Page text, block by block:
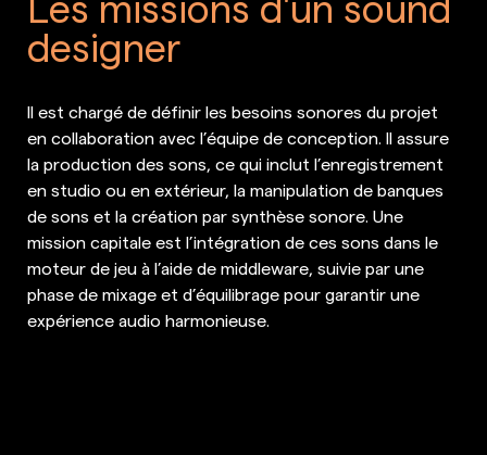
designer
Il est chargé de définir les besoins sonores du projet
en collaboration avec l’équipe de conception. Il assure
la production des sons, ce qui inclut l’enregistrement
en studio ou en extérieur, la manipulation de banques
de sons et la création par synthèse sonore. Une
mission capitale est l’intégration de ces sons dans le
moteur de jeu à l’aide de middleware, suivie par une
phase de mixage et d’équilibrage pour garantir une
expérience audio harmonieuse.